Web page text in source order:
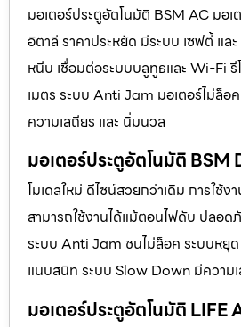
มอเตอร์ประตูอัตโนมัติ BSM AC มอเ
อิตาลี ราคาประหยัด มีระบบ เซฟตี้ แล
หนีบ เชื่อมต่อระบบบลูทูธและ Wi-Fi รี
เมตร ระบบ Anti Jam มอเตอร์ไม่ล็
ความเสถียร และ นิ่มนวล
มอเตอร์ประตูอัตโนมัติ BSM
โมเดลใหม่ ดีไซน์สวยกว่าเดิม การใช้
สามารถใช้งานได้แม้ตอนไฟดับ ปลอด
ระบบ Anti Jam ชนไม่ล็อค ระบบหยุ
แนบสนิท ระบบ Slow Down มีความ
มอเตอร์ประตูอัตโนมัติ LIFE